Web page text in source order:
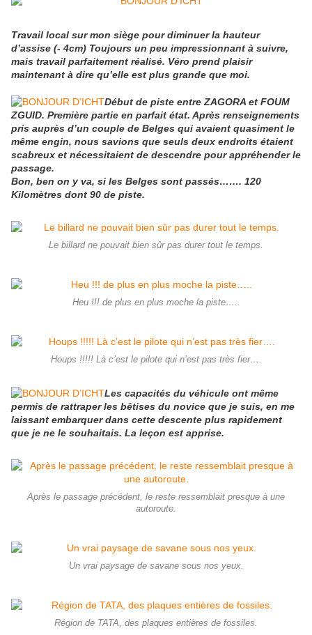
Travail local sur mon siège pour diminuer la hauteur
d’assise (- 4cm) Toujours un peu impressionnant à suivre,
mais travail parfaitement réalisé. Véro prend plaisir
maintenant à dire qu’elle est plus grande que moi.
Début de piste entre ZAGORA et FOUM
ZGUID. Première partie en parfait état. Après renseignements
pris auprès d’un couple de Belges qui avaient quasiment le
même engin, nous savions que seuls deux endroits étaient
scabreux et nécessitaient de descendre pour appréhender le
passage.
Bon, ben on y va, si les Belges sont passés……. 120
Kilomètres dont 90 de piste.
Le billard ne pouvait bien sûr pas durer tout le temps.
Heu !!! de plus en plus moche la piste…..
Houps !!!!! Là c’est le pilote qui n’est pas très fier….
Les capacités du véhicule ont même
permis de rattraper les bêtises du novice que je suis, en me
laissant embarquer dans cette descente plus rapidement
que je ne le souhaitais. La leçon est apprise.
Après le passage précédent, le reste ressemblait presque à une
autoroute.
Un vrai paysage de savane sous nos yeux.
Région de TATA, des plaques entières de fossiles.